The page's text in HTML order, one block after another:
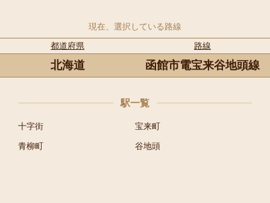
現在、選択している路線
都道府県
路線
北海道 函館市電宝来谷地頭線
駅一覧
十字街 宝来町
青柳町 谷地頭